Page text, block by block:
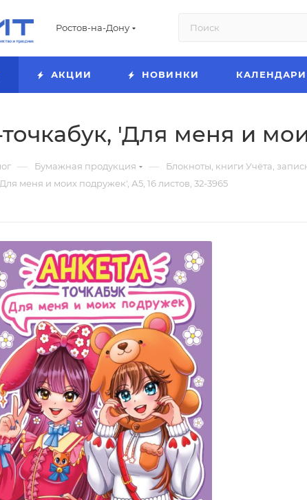
Ростов-на-Дону
АКЦИИ НОВИНКИ КАЛЕНДАРИ
'Для меня и
— Бумажная продукция — Блокноты, книги Учёта,
меня и моих подружек', А5, 16 листов, 32-3965